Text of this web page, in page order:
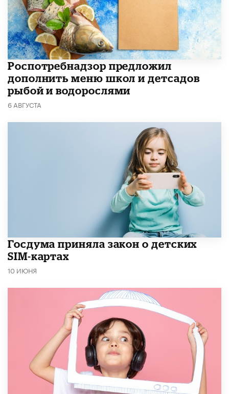
Роспотребнадзор предложил
дополнить меню школ и детсадов
рыбой и водорослями
6 АВГУСТА
Госдума приняла закон о детских
SIM-картах
10 ИЮНЯ